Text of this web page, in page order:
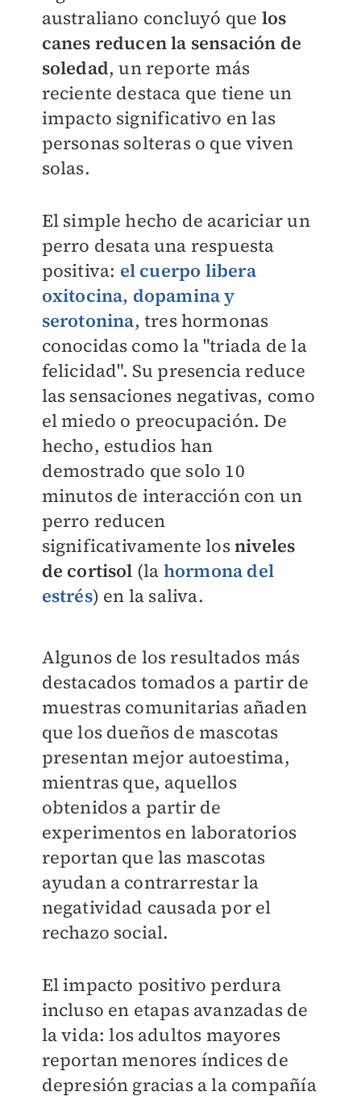
australiano concluyó que los
canes reducen la sensación de
soledad, un reporte más
reciente destaca que tiene un
impacto significativo en las
personas solteras o que viven
solas.
El simple hecho de acariciar un
perro desata una respuesta
positiva: el cuerpo libera
oxitocina, dopamina y
serotonina, tres hormonas
conocidas como la "triada de la
felicidad". Su presencia reduce
las sensaciones negativas, como
el miedo o preocupación. De
hecho, estudios han
demostrado que solo 10
minutos de interacción con un
perro reducen
significativamente losniveles
de cortisol (la hormona del
estrés) en la saliva.
Algunos de los resultados más
destacados tomados a partir de
muestras comunitarias añaden
que los dueños de mascotas
presentan mejor autoestima,
mientras que, aquellos
obtenidos a partir de
experimentos en laboratorios
reportan que las mascotas
ayudan a contrarrestar la
negatividad causada por el
rechazo social.
El impacto positivo perdura
incluso en etapas avanzadas de
la vida: los adultos mayores
reportan menores índices de
depresión gracias a la compañía